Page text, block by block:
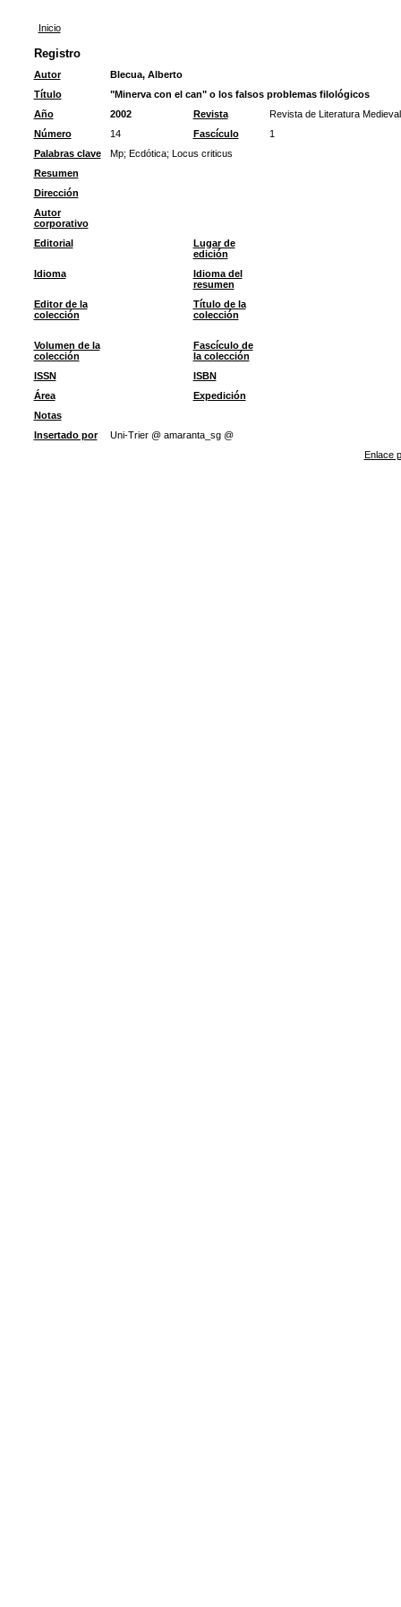
Inicio
Registro
Autor
Blecua, Alberto
Título
"Minerva con el can" o los falsos problemas filológicos
Año
2002 Revista
Revista de Literatura Medieval
Número
14 Fascículo
1
Palabras clave
Mp; Ecdótica; Locus criticus
Resumen
Dirección
Autor
corporativo
Editorial
Lugar de
edición
Idioma
Idioma del
resumen
Editor de la
colección
Título de la
colección
Volumen de la
colección
Fascículo de
la colección
ISSN
ISBN
Área
Expedición
Notas
Insertado por
Uni-Trier @ amaranta_sg @
Enlace